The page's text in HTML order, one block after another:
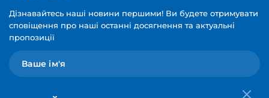
Дізнавайтесь наші новини першими! Ви будете отримувати
сповіщення про наші останні досягнення та актуальні
пропозиції